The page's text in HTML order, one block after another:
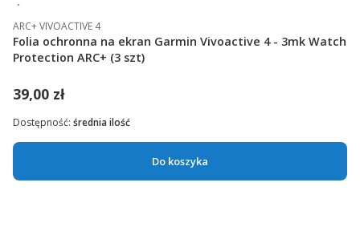
ARC+ VIVOACTIVE 4
Folia ochronna na ekran Garmin Vivoactive 4 - 3mk Watch
Protection ARC+ (3 szt)
39,00 zł
Do koszyka
Dostępność: średnia ilość